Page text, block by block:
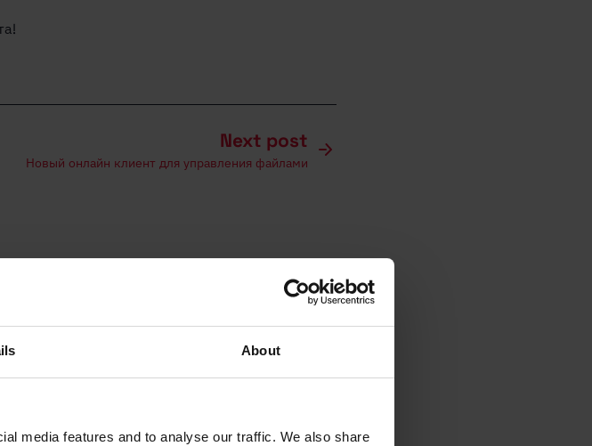
About
media features and to analyse our traffic. We also share
Next post
Новый онлайн клиент для управления файлами